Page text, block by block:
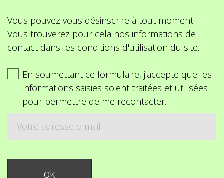
Vous pouvez vous désinscrire à tout moment.
Vous trouverez pour cela nos informations de
contact dans les conditions d'utilisation du site.
En soumettant ce formulaire, j'accepte que les
informations saisies soient traitées et utilisées
pour permettre de me recontacter.